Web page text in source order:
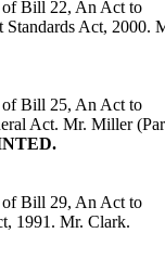
of Bill 22, An Act to
Standards Act, 2000.
of Bill 25, An Act to
Act. Mr. Miller
of Bill 29, An Act to
1991. Mr. Clark.